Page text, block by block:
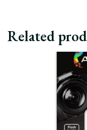
Related